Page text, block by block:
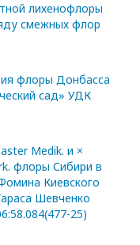
лихенофлоры
смежных флор
флоры Донбасса
сад» УДК
Medik. и ×
флоры Сибири в
Киевского
Шевченко
25)